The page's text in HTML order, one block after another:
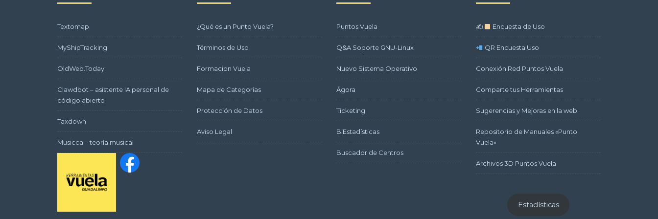
Textomap
MyShipTracking
OldWeb.Today
Clawdbot – asistente IA personal de
código abierto
Taxdown
Musicca – teoría musical
¿Qué es un Punto Vuela?
Términos de Uso
Formacion Vuela
Mapa de Categorías
Protección de Datos
Aviso Legal
Puntos Vuela
Q&A Soporte GNU-Linux
Nuevo Sistema Operativo
Ágora
Ticketing
BiEstadísticas
Buscador de Centros
✍ Encuesta de Uso
QR Encuesta Uso
Conexión Red Puntos Vuela
Comparte tus Herramientas
Sugerencias y Mejoras en la web
Repositorio de Manuales «Punto
Vuela»
Archivos 3D Puntos Vuela
Estadísticas